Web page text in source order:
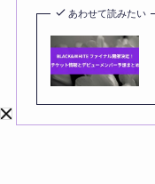
あわせて読みたい